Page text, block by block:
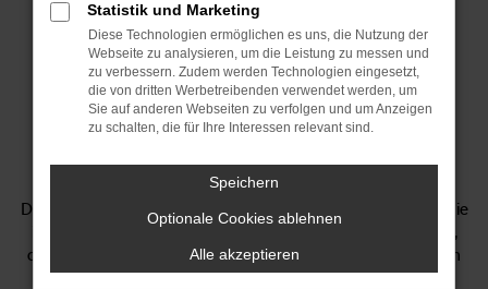
Oooooh sagen,
Woooowfühlen,
Epiqfahren.
Der neue 100 % elektrische Škoda Epiq bringt frische Energie
in die Stadt: dynamisch, lebendig und voller cleverer Ideen,
die den Alltag einfacher machen. Das macht den Škoda zum
perfekten Begleiter für alle, die urban unterwegs sind.
Statistik und Marketing
Diese Technologien ermöglichen es uns, die Nutzung der
Webseite zu analysieren, um die Leistung zu messen und
zu verbessern. Zudem werden Technologien eingesetzt,
die von dritten Werbetreibenden verwendet werden, um
Sie auf anderen Webseiten zu verfolgen und um Anzeigen
zu schalten, die für Ihre Interessen relevant sind.
Speichern
Optionale Cookies ablehnen
Alle akzeptieren